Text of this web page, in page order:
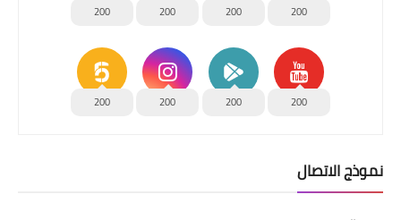
200
200
200
200
200
200
200
200
نموذج الاتصال